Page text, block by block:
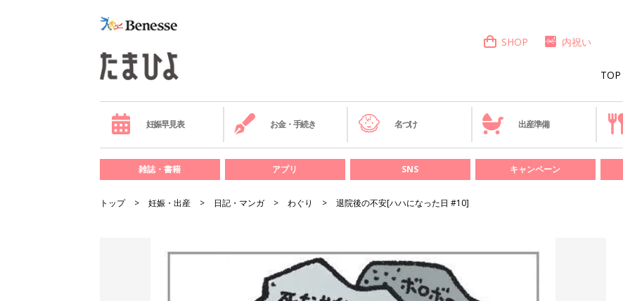
TOP
SHOP 内祝い
妊娠早見表 お金・手続き 名づけ 出産準備
雑誌・書籍 アプリ SNS キャンペーン
トップ 妊娠・出産 日記・マンガ わぐり 退院後の不安[ハハになった日 #10]